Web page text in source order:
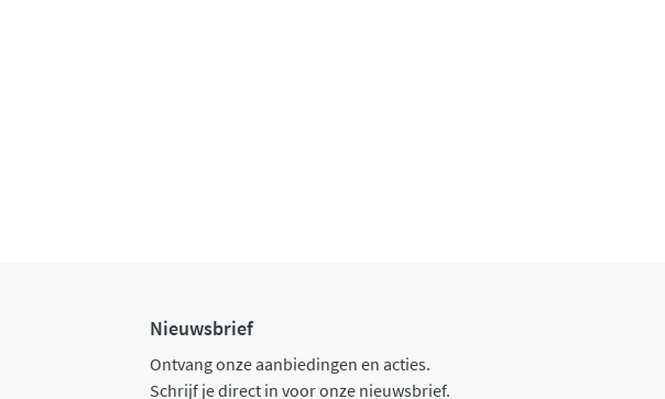
Nieuwsbrief
Ontvang onze aanbiedingen en acties.
Schrijf je direct in voor onze nieuwsbrief.